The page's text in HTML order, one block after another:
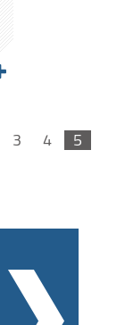
3 4 5